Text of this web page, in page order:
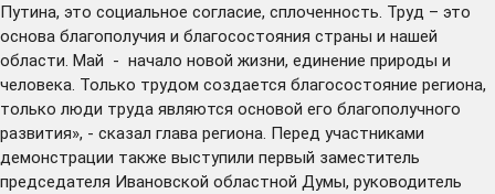
Путина, это социальное согласие, сплоченность. Труд – это
основа благополучия и благосостояния страны и нашей
области. Май - начало новой жизни, единение природы и
человека. Только трудом создается благосостояние региона,
только люди труда являются основой его благополучного
развития», - сказал глава региона. Перед участниками
демонстрации также выступили первый заместитель
председателя Ивановской областной Думы, руководитель